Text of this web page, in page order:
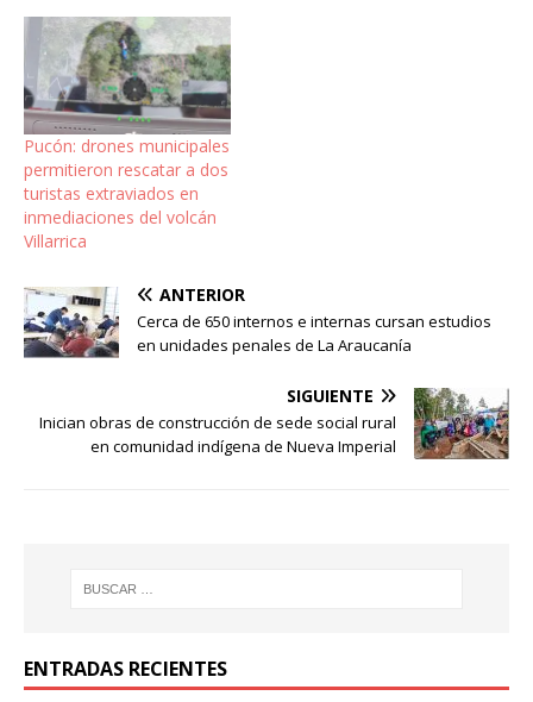
Pucón: drones municipales
permitieron rescatar a dos
turistas extraviados en
inmediaciones del volcán
Villarrica
ANTERIOR
Cerca de 650 internos e internas cursan estudios
en unidades penales de La Araucanía
SIGUIENTE
Inician obras de construcción de sede social rural
en comunidad indígena de Nueva Imperial
ENTRADAS RECIENTES